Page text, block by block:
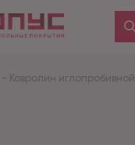
- Ковролин иглопробивной